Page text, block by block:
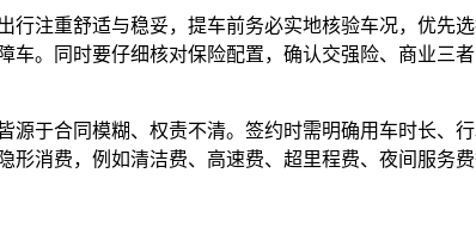
行注重舒适与稳妥，提车前务必实地核验车况，优先
车。同时要仔细核对保险配置，确认交强险、商业三
于合同模糊、权责不清。签约时需明确用车时长、
消费，例如清洁费、高速费、超里程费、夜间服务